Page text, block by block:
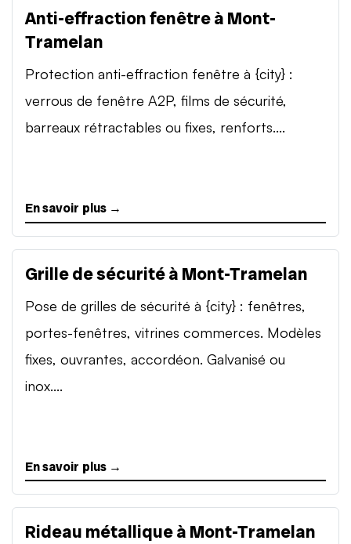
Anti-effraction fenêtre à Mont-
Tramelan
Protection anti-effraction fenêtre à {city} :
verrous de fenêtre A2P, films de sécurité,
barreaux rétractables ou fixes, renforts....
En savoir plus →
Grille de sécurité à Mont-Tramelan
Pose de grilles de sécurité à {city} : fenêtres,
portes-fenêtres, vitrines commerces. Modèles
fixes, ouvrantes, accordéon. Galvanisé ou
inox....
En savoir plus →
Rideau métallique à Mont-Tramelan